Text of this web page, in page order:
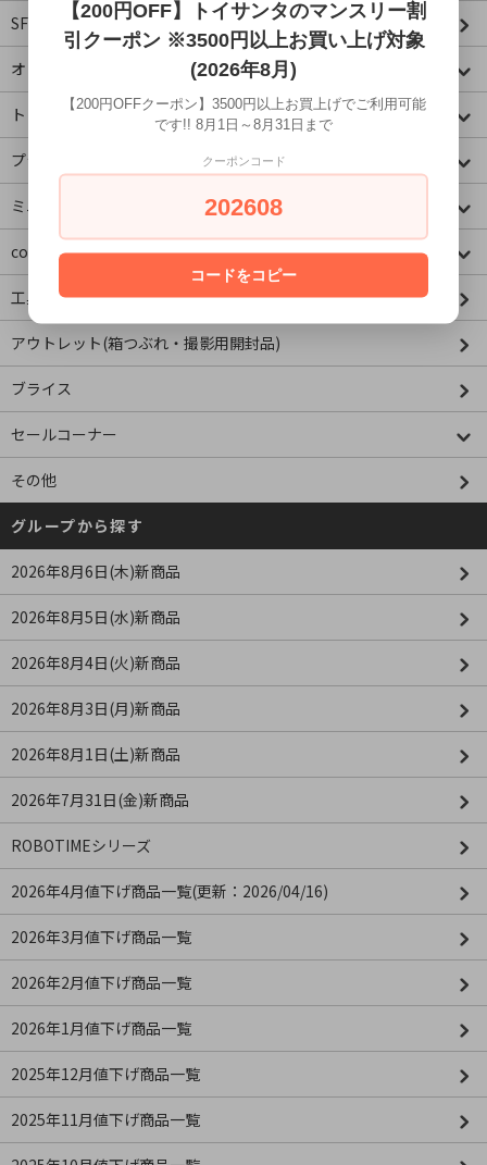
SF・映画・アメコミ
オリジナル
トミカコーナー
プラレールコーナー
ミニチュア&ドールハウス
concombre コンコンブル
工具・資材
アウトレット(箱つぶれ・撮影用開封品)
ブライス
セールコーナー
その他
グループから探す
2026年8月6日(木)新商品
2026年8月5日(水)新商品
2026年8月4日(火)新商品
2026年8月3日(月)新商品
2026年8月1日(土)新商品
2026年7月31日(金)新商品
ROBOTIMEシリーズ
2026年4月値下げ商品一覧(更新：2026/04/16)
2026年3月値下げ商品一覧
2026年2月値下げ商品一覧
2026年1月値下げ商品一覧
2025年12月値下げ商品一覧
2025年11月値下げ商品一覧
【200円OFF】トイサンタのマンスリー割
引クーポン ※3500円以上お買い上げ対象
(2026年8月)
【200円OFFクーポン】3500円以上お買上げでご利用可能
です!! 8月1日～8月31日まで
クーポンコード
202608
コードをコピー